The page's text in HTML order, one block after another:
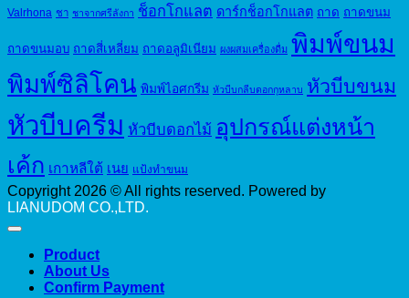
Valrhona ชา ชาจากศรีลังกา ช็อกโกแลต ดาร์กช็อกโกแลต ถาด ถาดขนม
ถาดขนมอบ ถาดสี่เหลี่ยม ถาดอลูมิเนียม ผงผสมเครื่องดื่ม พิมพ์ขนม
พิมพ์ซิลิโคน พิมพ์ไอศกรีม หัวบีบกลีบดอกกุหลาบ หัวบีบขนม
หัวบีบครีม หัวบีบดอกไม้ อุปกรณ์แต่งหน้า
เค้ก เกาหลีใต้ เนย แป้งทำขนม
Copyright 2026 © All rights reserved. Powered by
LIANUDOM CO.,LTD.
Product
About Us
Confirm Payment